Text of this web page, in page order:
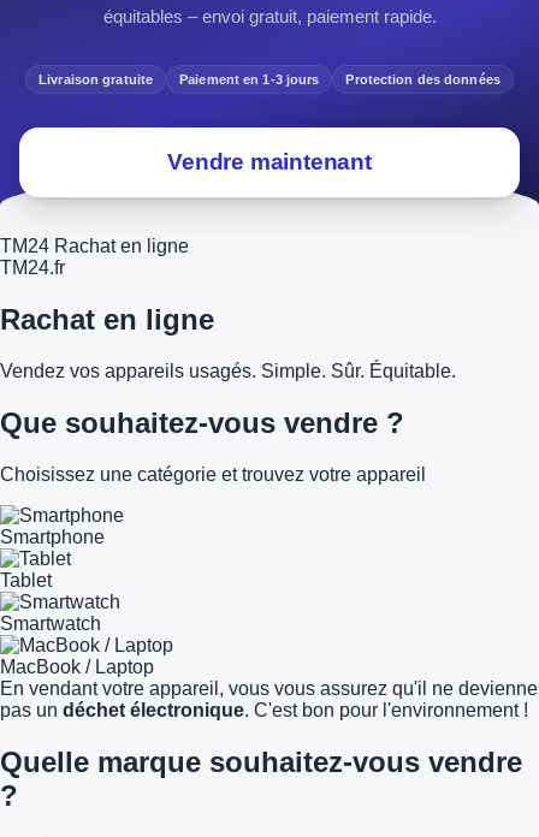
équitables – envoi gratuit, paiement rapide.
Livraison gratuite Paiement en 1-3 jours Protection des données
Vendre maintenant
TM24 Rachat en ligne
TM24.fr
Rachat en ligne
Vendez vos appareils usagés. Simple. Sûr. Équitable.
Que souhaitez-vous vendre ?
Choisissez une catégorie et trouvez votre appareil
Smartphone
Tablet
Smartwatch
MacBook / Laptop
En vendant votre appareil, vous vous assurez qu'il ne devienne
pas un déchet électronique. C'est bon pour l'environnement !
Quelle marque souhaitez-vous vendre
?